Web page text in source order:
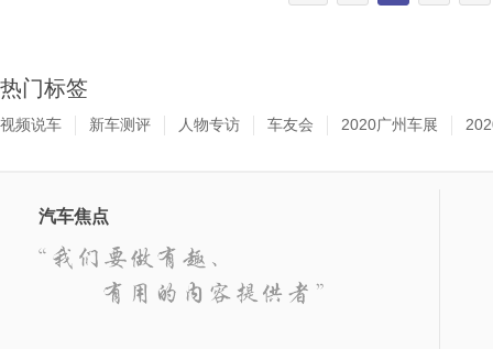
热门标签
视频说车 新车测评 人物专访 车友会 2020广州车展
汽车焦点